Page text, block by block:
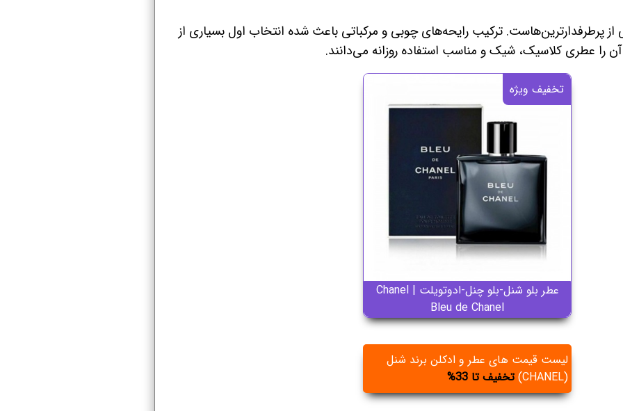
از پرطرفدارترین‌هاست. ترکیب رایحه‌های چوبی و مرکباتی باعث شده انتخاب اول بسیاری از
را عطری کلاسیک، شیک و مناسب استفاده روزانه می‌دانند.
تخفیف ویژه
عطر بلو شنل-بلو چنل-ادوتویلت | Chanel
Bleu de Chanel
لیست قیمت های عطر و ادکلن برند شنل
(CHANEL)
تخفیف تا 33%